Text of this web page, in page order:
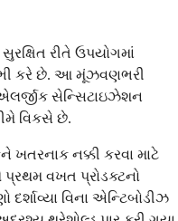
રીતે ઉપયોગમાં
કરે છે. આ મૂંઝવણભરી
સેન્સિટાઇઝેશન
વિકસે છે.
ખતરનાક નક્કી કરવા માટે
પ્રથમ વખત પ્રોડક્ટનો
દર્શાવ્યા વિના એન્ટિબોડીઝ